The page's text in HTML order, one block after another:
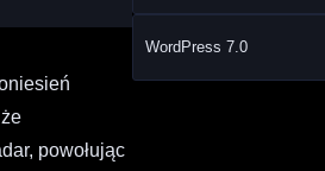
powołując
WordPress 7.0